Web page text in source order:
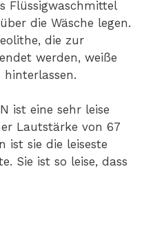
Flüssigwaschmittel
die Wäsche legen.
die zur
werden, weiße
hinterlassen.
ist eine sehr leise
Lautstärke von 67
ist sie die leiseste
Sie ist so leise, dass